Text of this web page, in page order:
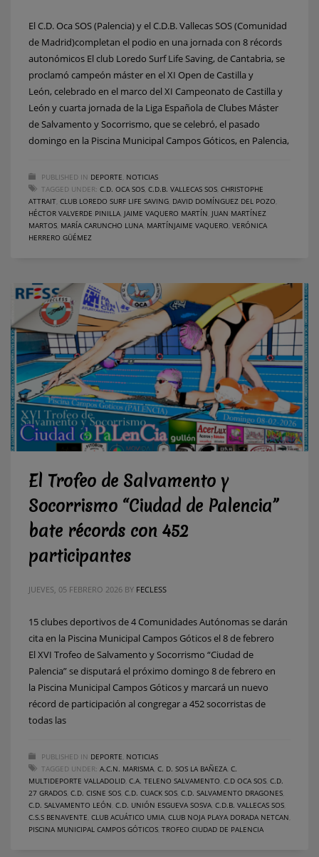
El C.D. Oca SOS (Palencia) y el C.D.B. Vallecas SOS (Comunidad
de Madrid)completan el podio en una jornada con 8 récords
autonómicos El club Loredo Surf Life Saving, de Cantabria, se
proclamó campeón máster en el XI Open de Castilla y
León, celebrado en el marco del XI Campeonato de Castilla y
León y cuarta jornada de la Liga Española de Clubes Máster
de Salvamento y Socorrismo, que se celebró, el pasado
domingo en la Piscina Municipal Campos Góticos, en Palencia,
PUBLISHED IN DEPORTE NOTICIAS
TAGGED UNDER: C.D. OCA SOS C.D.B. VALLECAS SOS CHRISTOPHE
ATTRAIT CLUB LOREDO SURF LIFE SAVING DAVID DOMÍNGUEZ DEL POZO
HÉCTOR VALVERDE PINILLA JAIME VAQUERO MARTÍN JUAN MARTÍNEZ
MARTOS MARÍA CARUNCHO LUNA MARTÍNJAIME VAQUERO VERÓNICA
HERRERO GÜÉMEZ
El Trofeo de Salvamento y
Socorrismo “Ciudad de Palencia”
bate récords con 452
participantes
JUEVES, 05 FEBRERO 2026 BY FECLESS
15 clubes deportivos de 4 Comunidades Autónomas se darán
cita en la Piscina Municipal Campos Góticos el 8 de febrero
El XVI Trofeo de Salvamento y Socorrismo “Ciudad de
Palencia” se disputará el próximo domingo 8 de febrero en
la Piscina Municipal Campos Góticos y marcará un nuevo
récord de participación al congregar a 452 socorristas de
todas las
PUBLISHED IN DEPORTE NOTICIAS
TAGGED UNDER: A.C.N. MARISMA C. D. SOS LA BAÑEZA C.
MULTIDEPORTE VALLADOLID C.A. TELENO SALVAMENTO C.D OCA SOS C.D.
27 GRADOS C.D. CISNE SOS C.D. CUACK SOS C.D. SALVAMENTO DRAGONES
C.D. SALVAMENTO LEÓN C.D. UNIÓN ESGUEVA SOSVA C.D.B. VALLECAS SOS
C.S.S BENAVENTE CLUB ACUÁTICO UMIA CLUB NOJA PLAYA DORADA NETCAN
PISCINA MUNICIPAL CAMPOS GÓTICOS TROFEO CIUDAD DE PALENCIA